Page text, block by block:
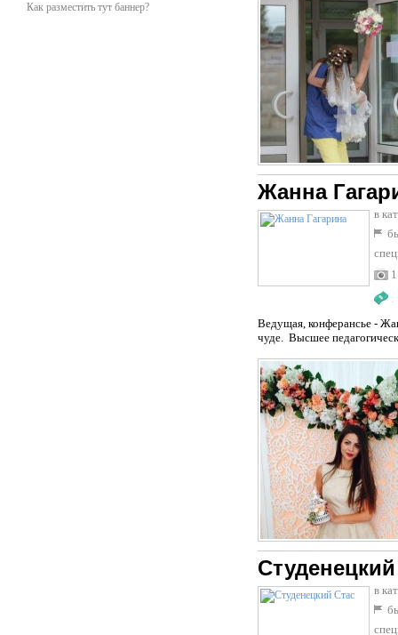
Как разместить тут баннер?
Жанна
в
1
:
Ведущая, конферансье -
чуде. Высшее
в